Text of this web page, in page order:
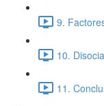
9.
10.
11.